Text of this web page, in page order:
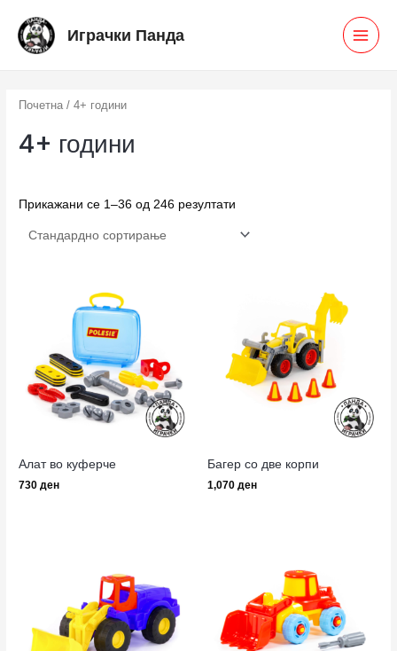
content
Играчки Панда
Почетна / 4+ години
4+ години
Прикажани се 1–36 од 246 резултати
Алат во куферче
730ден
Багер со две корпи
1,070 ден